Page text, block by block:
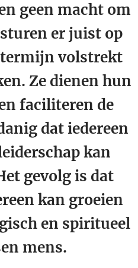
geen macht om
er juist op
volstrekt
Ze dienen hun
faciliteren de
dat iedereen
kan
gevolg is dat
kan groeien
en spiritueel
mens.